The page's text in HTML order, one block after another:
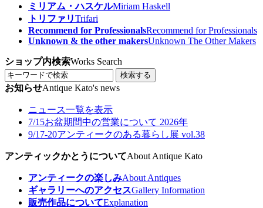
ミリアム・ハスケルMiriam Haskell
トリファリTrifari
Recommend for ProfessionalsRecommend for Professionals
Unknown & the other makersUnknown The Other Makers
ショップ内検索Works Search
検索する
お知らせAntique Kato's news
ニュース一覧を表示
7/15お盆期間中の営業について 2026年
9/17-20アンティークのある暮らし展 vol.38
アンティックかとうについてAbout Antique Kato
アンティークの楽しみAbout Antiques
ギャラリーへのアクセスGallery Information
販売作品についてExplanation